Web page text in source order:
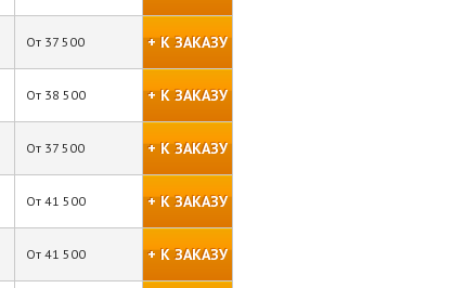
От 37 500 + К ЗАКАЗУ
От 38 500 + К ЗАКАЗУ
От 37 500 + К ЗАКАЗУ
От 41 500 + К ЗАКАЗУ
От 41 500 + К ЗАКАЗУ